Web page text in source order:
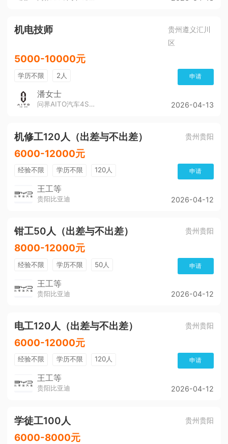
机电技师
贵州遵义汇川
区
5000-10000元
学历不限 2人 申请
潘女士
问界AITO汽车4S店（董公寺汽博城） 2026-04-13
机修工120人（出差与不出差） 贵州贵阳
6000-12000元
经验不限 学历不限 120人 申请
王工等
贵阳比亚迪 2026-04-12
钳工50人（出差与不出差） 贵州贵阳
8000-12000元
经验不限 学历不限 50人 申请
王工等
贵阳比亚迪 2026-04-12
电工120人（出差与不出差） 贵州贵阳
6000-12000元
经验不限 学历不限 120人 申请
王工等
贵阳比亚迪 2026-04-12
学徒工100人 贵州贵阳
6000-8000元